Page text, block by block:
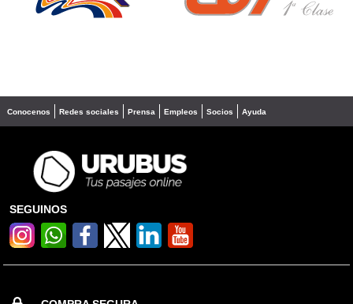
Conocenos Redes sociales Prensa Empleos Socios Ayuda
SEGUINOS